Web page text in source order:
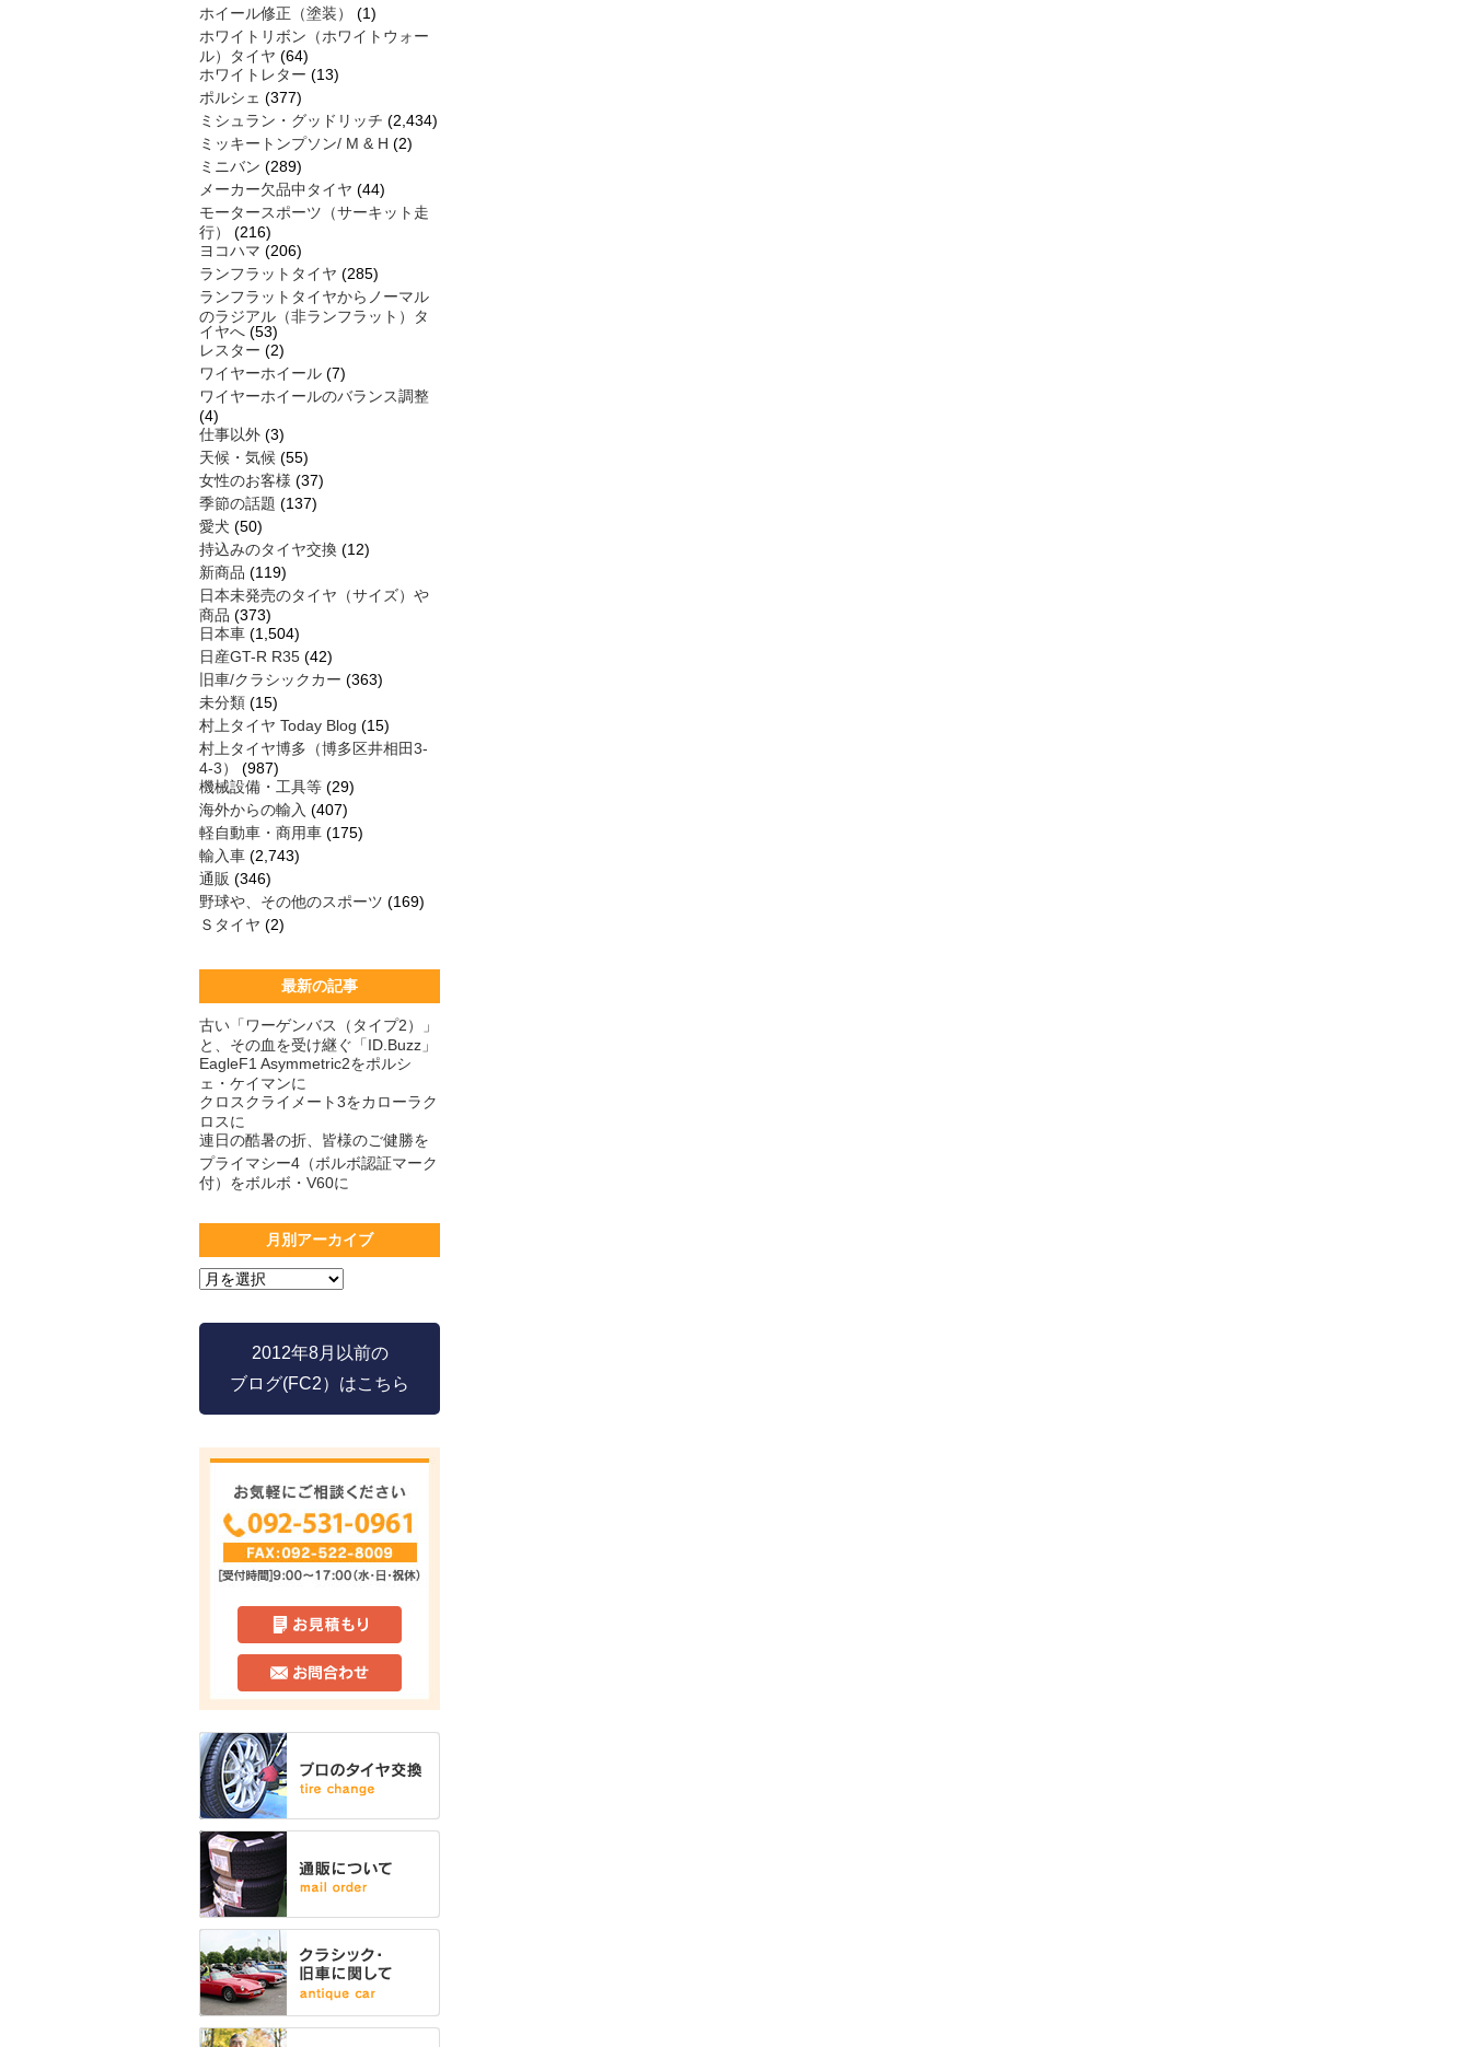
ホイール修正（塗装）
(1)
ホワイトリボン（ホワイトウォー
ル）タイヤ (64)
ホワイトレター (13)
ポルシェ (377)
ミシュラン・グッドリッチ (2,434)
ミッキートンプソン/ M & H (2)
ミニバン (289)
メーカー欠品中タイヤ (44)
モータースポーツ（サーキット走
行）
(216)
ヨコハマ (206)
ランフラットタイヤ (285)
ランフラットタイヤからノーマル
のラジアル（非ランフラット）タ
イヤへ (53)
レスター (2)
ワイヤーホイール (7)
ワイヤーホイールのバランス調整
(4)
仕事以外 (3)
天候・気候 (55)
女性のお客様 (37)
季節の話題 (137)
愛犬 (50)
持込みのタイヤ交換 (12)
新商品 (119)
日本未発売のタイヤ（サイズ）や
商品 (373)
日本車 (1,504)
日産GT-R R35 (42)
旧車/クラシックカー (363)
未分類 (15)
村上タイヤ Today Blog (15)
村上タイヤ博多（博多区井相田3-
4-3）
(987)
機械設備・工具等 (29)
海外からの輸入 (407)
軽自動車・商用車 (175)
輸入車 (2,743)
通販 (346)
野球や、その他のスポーツ (169)
Ｓタイヤ (2)
最新の記事
古い「ワーゲンバス（タイプ2）」
と、その血を受け継ぐ「ID.Buzz」
EagleF1 Asymmetric2をポルシ
ェ・ケイマンに
クロスクライメート3をカローラク
ロスに
連日の酷暑の折、皆様のご健勝を
プライマシー4（ボルボ認証マーク
付）をボルボ・V60に
月別アーカイブ
2012年8月以前の
ブログ(FC2）はこちら